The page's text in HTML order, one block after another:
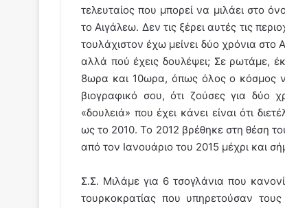
τελευταίος που μπορεί να μιλάει στο
το Αιγάλεω. Δεν τις ξέρει αυτές τις
τουλάχιστον έχω μείνει δύο χρόνια στο
αλλά πού έχεις δουλέψει; Σε ρωτάμε,
8ωρα και 10ωρα, όπως όλος ο κόσμος
βιογραφικό σου, ότι ζούσες για δύο
«δουλειά» που έχει κάνει είναι ότι
ως το 2010. Το 2012 βρέθηκε στη θέση
από τον Ιανουάριο του 2015 μέχρι και
Σ.Σ. Μιλάμε για 6 τσογλάνια που
τουρκοκρατίας που υπηρετούσαν